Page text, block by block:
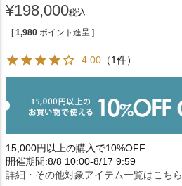
¥198,000税込
[ 1,980 ポイント進呈 ]
4.00 （1件）
15,000円以上の購入で10%OFF
開催期間:8/8 10:00-8/17 9:59
詳細・その他対象アイテム一覧はこちら